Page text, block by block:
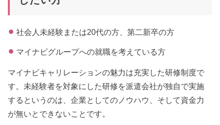
社会人未経験または20代の方、第二新卒の方
マイナビグループへの就職を考えている方
マイナビキャリレーションの魅力は充実した研修制度で
す。未経験者を対象にした研修を派遣会社が独自で実施
するというのは、企業としてのノウハウ、そして資金力
が無いとできないことです。